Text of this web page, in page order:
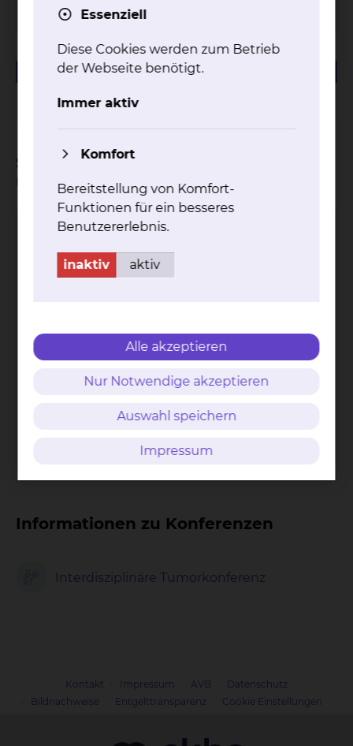
Anmeldung zur geriatrischen Krankenhausbehandlung
Sie möchten Befunde oder
Unterlagen anfordern
Geriatrie / Altersmedizin
Celler Straße 38, 38114 Braunschweig
+49 531 595 3400
Per E-Mail kontaktieren
Informationen zu Konferenzen
Interdisziplinäre Tumorkonferenz
Kontakt Impressum AVB
Datenschutz
Bildnachweise
Entgelttransparenz Cookie Einstellungen
Essenziell
Diese Cookies werden zum Betrieb
der Webseite benötigt.
Immer aktiv
Komfort
Bereitstellung von Komfort-
Funktionen für ein besseres
Benutzererlebnis.
inaktiv aktiv
Alle akzeptieren
Nur Notwendige akzeptieren
Auswahl speichern
Impressum